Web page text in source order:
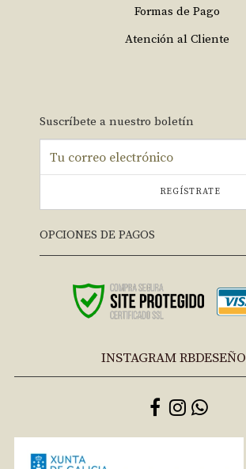
Formas de Pago
Atención al Cliente
Suscríbete a nuestro boletín
REGÍSTRATE
OPCIONES DE PAGOS
INSTAGRAM